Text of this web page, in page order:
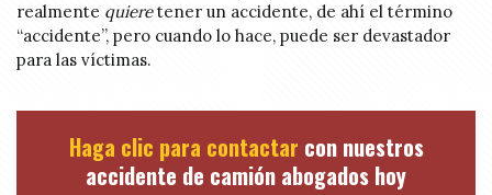
realmente quieretener un accidente, de ahí el término
“accidente”, pero cuando lo hace, puede ser devastador
para las víctimas.
Haga clic para contactar con nuestros
accidente de camión abogados hoy